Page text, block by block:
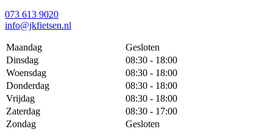
073 613 9020
info@jkfietsen.nl
Maandag
Gesloten
Dinsdag
08:30 - 18:00
Woensdag
08:30 - 18:00
Donderdag
08:30 - 18:00
Vrijdag
08:30 - 18:00
Zaterdag
08:30 - 17:00
Zondag
Gesloten